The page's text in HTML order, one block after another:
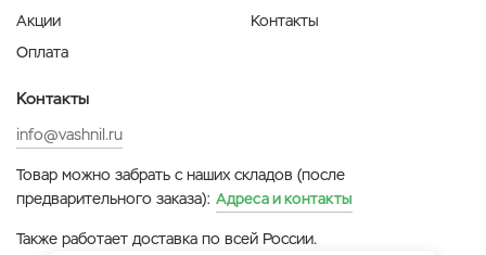
Акции
Оплата
Контакты
Контакты
info@vashnil.ru
Товар можно забрать с наших складов (после
предварительного заказа): Адреса и контакты
Также работает доставка по всей России.